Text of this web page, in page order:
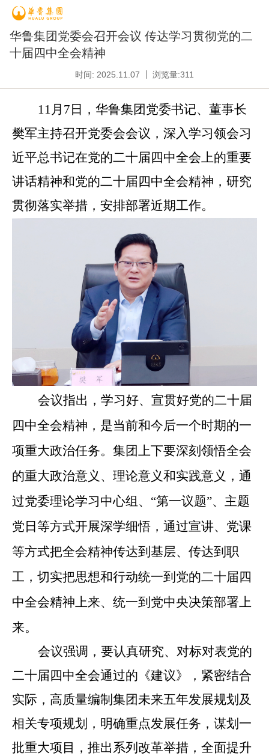
华鲁集团党委会召开会议 传达学习贯彻党的二
十届四中全会精神
时间: 2025.11.07 浏览量:311
11月7日，华鲁集团党委书记、董事长
樊军主持召开党委会会议，深入学习领会习
近平总书记在党的二十届四中全会上的重要
讲话精神和党的二十届四中全会精神 ，研究
贯彻落实举措 ，安排部署近期工作。
会议指出，学习好、宣贯好党的二十届
四中全会精神，是当前和今后一个时期的一
项重大政治任务。集团上下要深刻领悟全会
的重大政治意义、理论意义和实践意义，通
过党委理论学习中心组、 “第一议题”、主题
党日等方式开展深学细悟，通过宣讲、党课
等方式把全会精神传达到基层、传达到职
工，切实把思想和行动统一到党的二十届四
中全会精神上来、统一到党中央决策部署上
来。
会议强调，要认真研究、对标对表党的
二十届四中全会通过的《建议》，紧密结合
实际，高质量编制集团未来五年发展规划及
相关专项规划，明确重点发展任务，谋划一
批重大项目，推出系列改革举措，全面提升